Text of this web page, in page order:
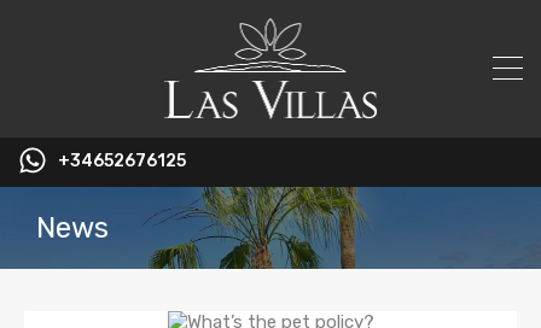
+34652676125
News